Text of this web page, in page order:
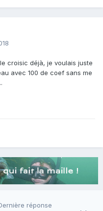
croisic déjà, je voulais juste
avec 100 de coef sans me
réponse